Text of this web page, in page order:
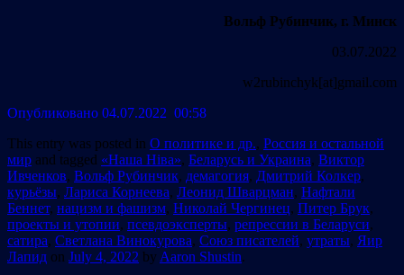
Вольф Рубинчик, г. Минск
03.07.2022
w2rubinchyk[at]gmail.com
Опубликовано 04.07.2022 00:58
This entry was posted in О политике и др., Россия и остальной
мир and tagged «Наша Ніва», Беларусь и Украина, Виктор
Ивченков, Вольф Рубинчик, демагогия, Дмитрий Колкер,
курьёзы, Лариса Корнеева, Леонид Шварцман, Нафтали
Беннет, нацизм и фашизм, Николай Чергинец, Питер Брук,
проекты и утопии, псевдоэксперты, репрессии в Беларуси,
сатира, Светлана Винокурова, Союз писателей, утраты, Яир
Лапид on July 4, 2022 by Aaron Shustin.